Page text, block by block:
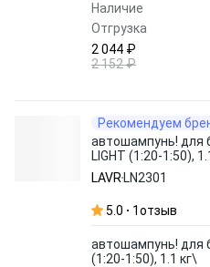
Наличие
Отгрузка
2 044 ₽
2 152 ₽
Рекомендуем
автошампунь! для
LIGHT (1:20-1:50),
LAVR LN2301
5.0 1отзыв
автошампунь! для
(1:20-1:50), 1.1 кг\